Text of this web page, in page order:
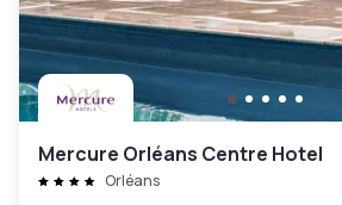
Mercure Orléans Centre Hotel
Orléans